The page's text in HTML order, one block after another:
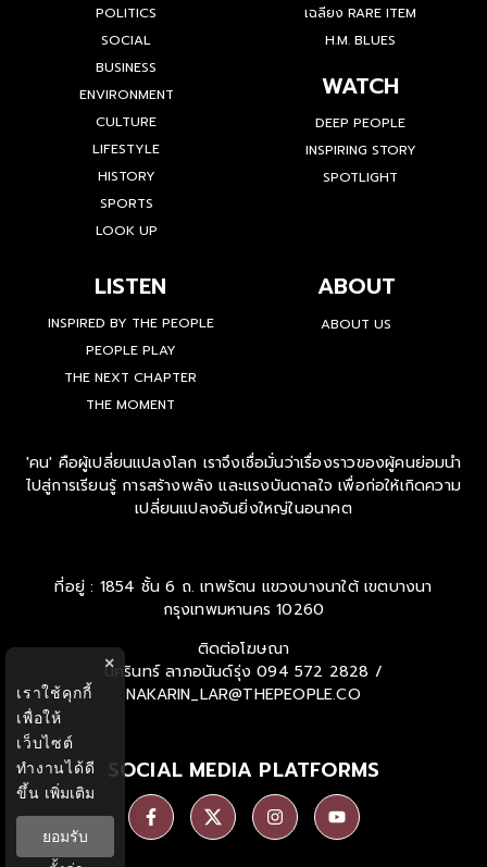
POLITICS
SOCIAL
BUSINESS
ENVIRONMENT
CULTURE
LIFESTYLE
HISTORY
SPORTS
LOOK UP
เฉลียง RARE ITEM
H.M. BLUES
WATCH
DEEP PEOPLE
INSPIRING STORY
SPOTLIGHT
LISTEN
INSPIRED BY THE PEOPLE
PEOPLE PLAY
THE NEXT CHAPTER
THE MOMENT
ABOUT
ABOUT US
'คน' คือผู้เปลี่ยนแปลงโลก เราจึงเชื่อมั่นว่าเรื่องราวของผู้คนย่อมนำ
ไปสู่การเรียนรู้ การสร้างพลัง และแรงบันดาลใจ เพื่อก่อให้เกิดความ
เปลี่ยนแปลงอันยิ่งใหญ่ในอนาคต
ที่อยู่ : 1854 ชั้น 6 ถ. เทพรัตน แขวงบางนาใต้ เขตบางนา
กรุงเทพมหานคร 10260
ติดต่อโฆษณา
นครินทร์ ลาภอนันด์รุ่ง 094 572 2828 /
NAKARIN_LAR@THEPEOPLE.CO
SOCIAL MEDIA PLATFORMS
×
เราใช้คุกกี้
เพื่อให้
เว็บไซต์
ทำงานได้ดี
ขึ้น เพิ่มเติม
ยอมรับ